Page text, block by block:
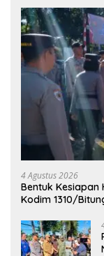
4 Agustus 2026
Bentuk Kesiapan
Kodim 1310/
Bencana